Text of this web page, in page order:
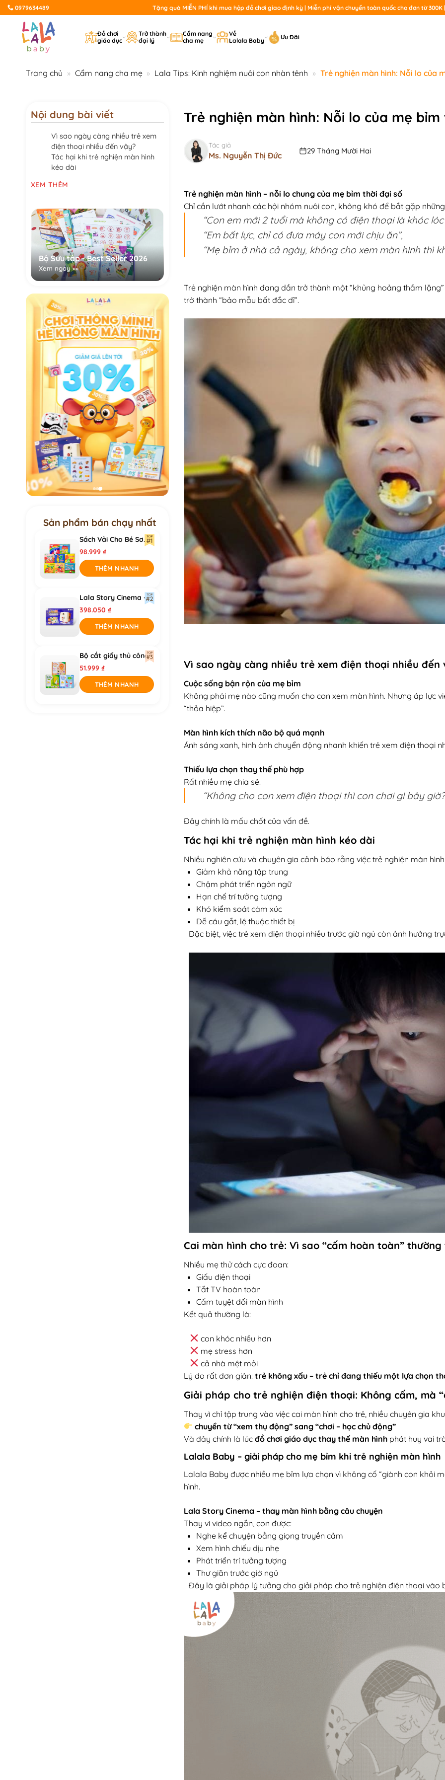
Bỏ
qua
0979634489 Tặng quà MIỄN PHÍ khi mua hộp đồ chơi giao định kỳ | Miễn phí vận chuyển toàn quốc cho đơn từ 300K
Đồ chơi
giáo dục
Trở thành
đại lý
Cẩm nang
cha mẹ
Về
Lalala Baby
Ưu Đãi
Trang chủ » Cẩm nang cha mẹ » Lala Tips: Kinh nghiệm nuôi con nhàn tênh » Trẻ nghiện màn hình: Nỗi lo của
Nội dung bài viết
Vì sao ngày càng nhiều trẻ xem
điện thoại nhiều đến vậy?
Tác hại khi trẻ nghiện màn hình
kéo dài
XEM THÊM
Bộ Sưu tập - Best Seller 2026
Xem ngay »»
Sản phẩm bán chạy nhất
Sách Vải Cho Bé Sơ...
98.999 ₫
THÊM NHANH
Lala Story Cinema –
Máy...
398.050 ₫
THÊM NHANH
Bộ cắt giấy thủ công...
51.999 ₫
THÊM NHANH
Trẻ nghiện màn hình: Nỗi lo của mẹ
Tác giả
Ms. Nguyễn Thị Đức 29 Tháng Mười Hai
Trẻ nghiện màn hình – nỗi lo chung của mẹ bỉm thời đại số
Chỉ cần lướt nhanh các hội nhóm nuôi con, không khó để bắt gặp
“Con em mới 2 tuổi mà không có điện thoại là khóc
“Em bất lực, chỉ có đưa máy con mới chịu ăn”,
“Mẹ bỉm ở nhà cả ngày, không cho xem màn hình thì
Trẻ nghiện màn hình đang dần trở thành một “khủng hoảng thầm
trở thành “bảo mẫu bất đắc dĩ”.
Vì sao ngày càng nhiều trẻ xem điện thoại nhiều đến
Cuộc sống bận rộn của mẹ bỉm
Không phải mẹ nào cũng muốn cho con xem màn hình. Nhưng áp lực
“thỏa hiệp”.
Màn hình kích thích não bộ quá mạnh
Ánh sáng xanh, hình ảnh chuyển động nhanh khiến trẻ xem điện thoại
Thiếu lựa chọn thay thế phù hợp
Rất nhiều mẹ chia sẻ:
“Không cho con xem điện thoại thì con chơi gì bây
Đây chính là mấu chốt của vấn đề.
Tác hại khi trẻ nghiện màn hình kéo dài
Nhiều nghiên cứu và chuyên gia cảnh báo rằng việc trẻ nghiện màn
Giảm khả năng tập trung
Chậm phát triển ngôn ngữ
Hạn chế trí tưởng tượng
Khó kiểm soát cảm xúc
Dễ cáu gắt, lệ thuộc thiết bị
Đặc biệt, việc trẻ xem điện thoại nhiều trước giờ ngủ còn ảnh hưởng
Cai màn hình cho trẻ: Vì sao “cấm hoàn toàn”
Nhiều mẹ thử cách cực đoan:
Giấu điện thoại
Tắt TV hoàn toàn
Cấm tuyệt đối màn hình
Kết quả thường là:
con khóc nhiều hơn
mẹ stress hơn
cả nhà mệt mỏi
Lý do rất đơn giản: trẻ không xấu – trẻ chỉ đang thiếu một lựa chọn
Giải pháp cho trẻ nghiện điện thoại: Không cấm, mà
Thay vì chỉ tập trung vào việc cai màn hình cho trẻ, nhiều chuyên gia
chuyển từ “xem thụ động” sang “chơi – học chủ động”
Và đây chính là lúc đồ chơi giáo dục thay thế màn hìnhphát huy vai
Lalala Baby – giải pháp cho mẹ bỉm khi trẻ nghiện màn hình
Lalala Baby được nhiều mẹ bỉm lựa chọn vì không cố “giành con khỏi
hình.
Lala Story Cinema – thay màn hình bằng câu chuyện
Thay vì video ngắn, con được:
Nghe kể chuyện bằng giọng truyền cảm
Xem hình chiếu dịu nhẹ
Phát triển trí tưởng tượng
Thư giãn trước giờ ngủ
Đây là giải pháp lý tưởng cho giải pháp cho trẻ nghiện điện thoại vào